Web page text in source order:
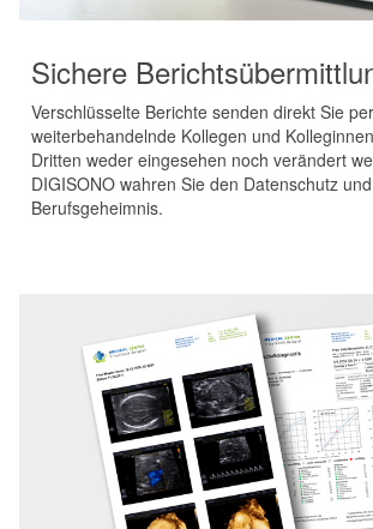
Sichere
Verschlüsselte Berichte senden direkt Sie
weiterbehandelnde Kollegen und
Dritten weder eingesehen noch verändert
DIGISONO wahren Sie den Datenschutz
Berufsgeheimnis.